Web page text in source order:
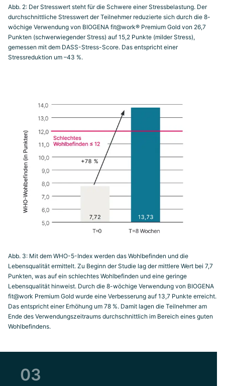
Abb. 2: Der Stresswert steht für die Schwere einer Stressbelastung. Der
durchschnittliche Stresswert der Teilnehmer reduzierte sich durch die 8-
wöchige Verwendung von BIOGENA fit@work® Premium Gold von 26,7
Punkten (schwerwiegender Stress) auf 15,2 Punkte (milder Stress),
gemessen mit dem DASS-Stress-Score. Das entspricht einer
Stressreduktion um –43 %.
Abb. 3: Mit dem WHO-5-Index werden das Wohlbefinden und die
Lebensqualität ermittelt. Zu Beginn der Studie lag der mittlere Wert bei 7,7
Punkten, was auf ein schlechtes Wohlbefinden und eine geringe
Lebensqualität hinweist. Durch die 8-wöchige Verwendung von BIOGENA
fit@work Premium Gold wurde eine Verbesserung auf 13,7 Punkte erreicht.
Das entspricht einer Erhöhung um 78 %. Damit lagen die Teilnehmer am
Ende des Verwendungszeitraums durchschnittlich im Bereich eines guten
Wohlbefindens.
03